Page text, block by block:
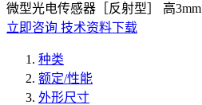
微型光电传感器［反射型］ 高
立即咨询 技术资料下载
种类
额定/性能
外形尺寸